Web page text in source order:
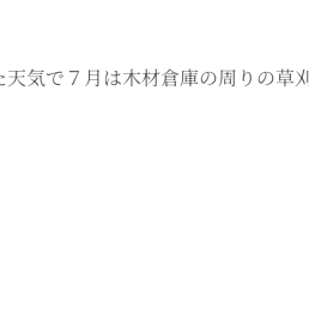
７月は木材倉庫の周りの草刈